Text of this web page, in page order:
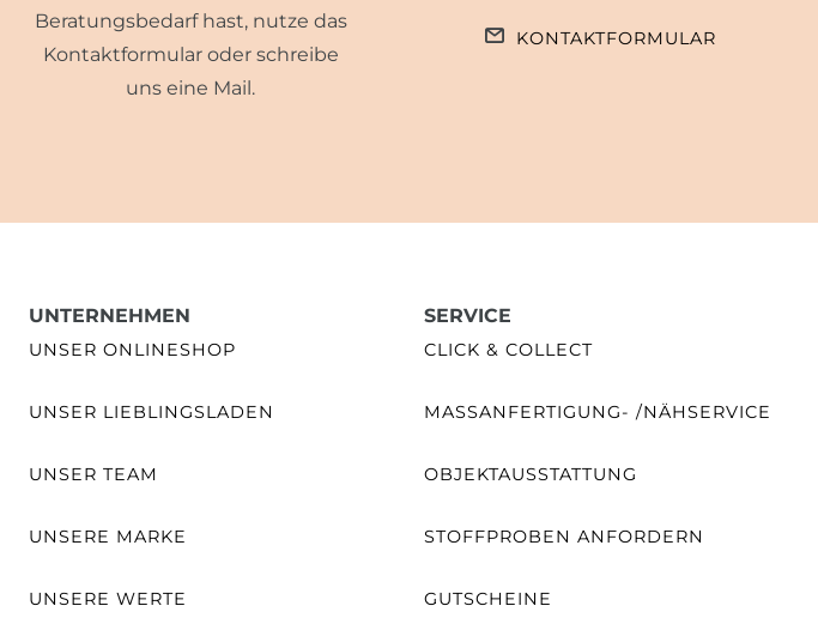
Beratungsbedarf hast, nutze das
Kontaktformular oder schreibe
uns eine Mail.
KONTAKTFORMULAR
UNTERNEHMEN
UNSER ONLINESHOP
UNSER LIEBLINGSLADEN
UNSER TEAM
UNSERE MARKE
UNSERE WERTE
SERVICE
CLICK & COLLECT
MASSANFERTIGUNG- /NÄHSERVICE
OBJEKTAUSSTATTUNG
STOFFPROBEN ANFORDERN
GUTSCHEINE